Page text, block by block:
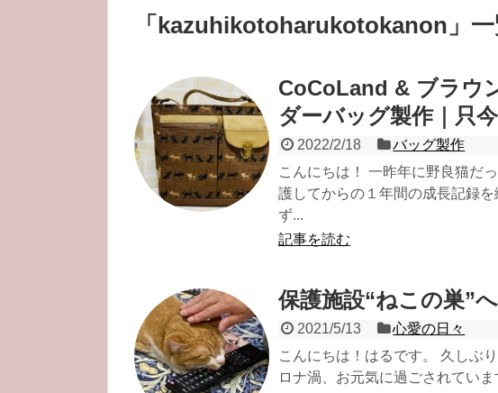
「 kazuhikotoharukotokanon 」
CoCoLand & ブラウ
ダーバッグ製作｜只
2022/2/18
バッグ製作
こんにちは！ 一昨年に野良猫だ
護してからの１年間の成長記録
ず...
記事を読む
保護施設“ねこの巣”
2021/5/13
心愛の日々
こんにちは！はるです。 久しぶ
ロナ渦、お元気に過ごされてい